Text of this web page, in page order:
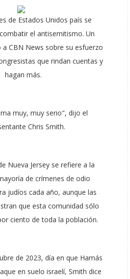
de Estados Unidos país se
el antisemitismo. Un
CBN News sobre su esfuerzo
que rindan cuentas y
hagan más.
muy, muy serio", dijo el
Chris Smith.
Nueva Jersey se refiere a la
de crímenes de odio
judíos cada año, aunque las
que esta comunidad sólo
ciento de toda la población.
de 2023, día en que Hamás
en suelo israelí, Smith dice